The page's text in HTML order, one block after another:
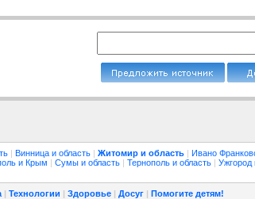
| Винница и область | Житомир и область | Ивано
и Крым | Сумы и область | Тернополь и область | Ужгород
| Технологии | Здоровье | Досуг | Помогите детям!